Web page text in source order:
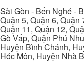
Sài Gòn - Bến Nghé -
Quận 5, Quận 6, Quận
Quận 11, Quận 12,
Gò Vấp, Quận Phú
Huyện Bình Chánh,
Hóc Môn, Huyện Nhà